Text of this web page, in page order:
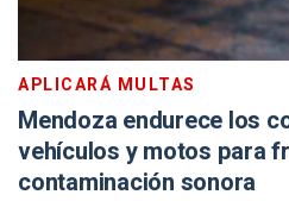
APLICARÁ MULTAS
Mendoza endurece los
vehículos y motos para
contaminación sonora